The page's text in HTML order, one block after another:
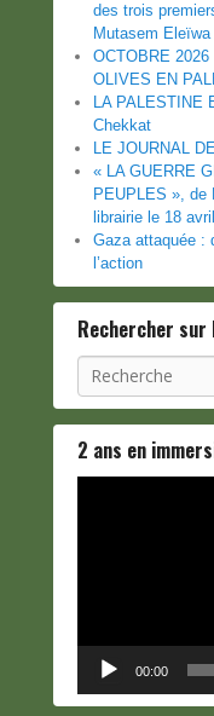
des trois
Mutasem Eleïwa
OCTOBRE
OLIVES EN
LA PALESTINE
Chekkat
LE JOURNAL
« LA GUERRE
PEUPLES », de
librairie le 18
Gaza attaquée :
l’action
Rechercher
Recherche
2 ans en
00:00